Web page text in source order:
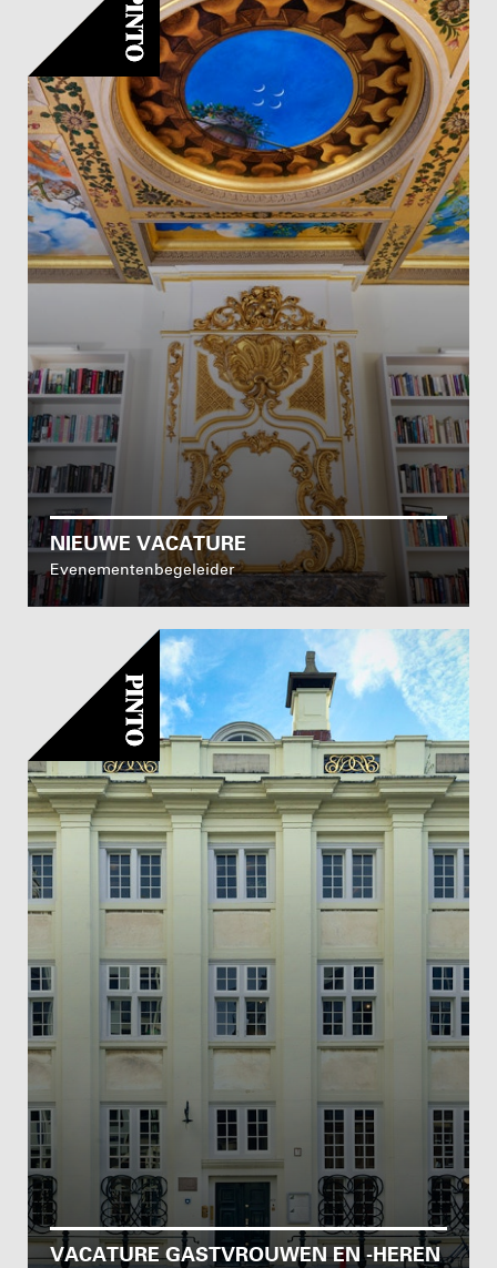
NIEUWE VACATURE
Evenementenbegeleider
VACATURE GASTVROUWEN EN -HEREN